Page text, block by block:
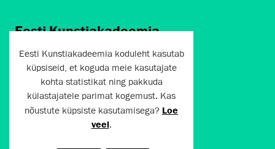
Eesti Kunstiakadeemia
Põhja puiestee 7
Tallinn 10412
artun@artun.ee
+372 6267301
Liitu uudiskirjaga!
Eesti Kunstiakadeemia koduleht kasutab
küpsiseid, et koguda meie kasutajate
kohta statistikat ning pakkuda
külastajatele parimat kogemust. Kas
nõustute küpsiste kasutamisega? Loe
veel.